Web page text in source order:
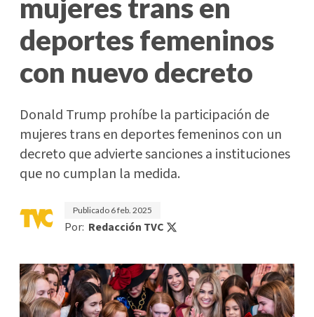
mujeres trans en
deportes femeninos
con nuevo decreto
Donald Trump prohíbe la participación de
mujeres trans en deportes femeninos con un
decreto que advierte sanciones a instituciones
que no cumplan la medida.
Publicado 6 feb. 2025
Por: Redacción TVC